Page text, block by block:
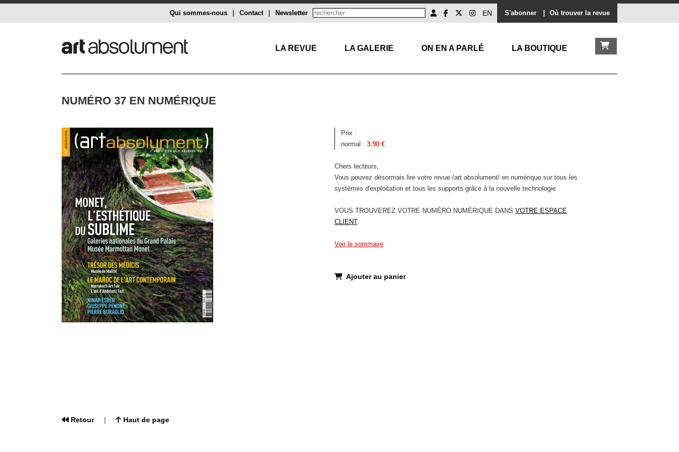
S'abonner Où trouver la revue
EN
Newsletter
Contact
Qui sommes-nous
LA REVUE LA GALERIE ON EN A PARLÉ LA BOUTIQUE
NUMÉRO 37 EN NUMÉRIQUE
Prix :
normal
3.90 €
Chers lecteurs,
Vous pouvez désormais lire votre revue /art absolument/ en numérique sur tous les
systèmes d'exploitation et tous les supports grâce à la nouvelle technologie.
VOUS TROUVEREZ VOTRE NUMÉRO NUMÉRIQUE DANS VOTRE ESPACE
CLIENT.
Voir le sommaire
Ajouter au panier
Retour| Haut de page